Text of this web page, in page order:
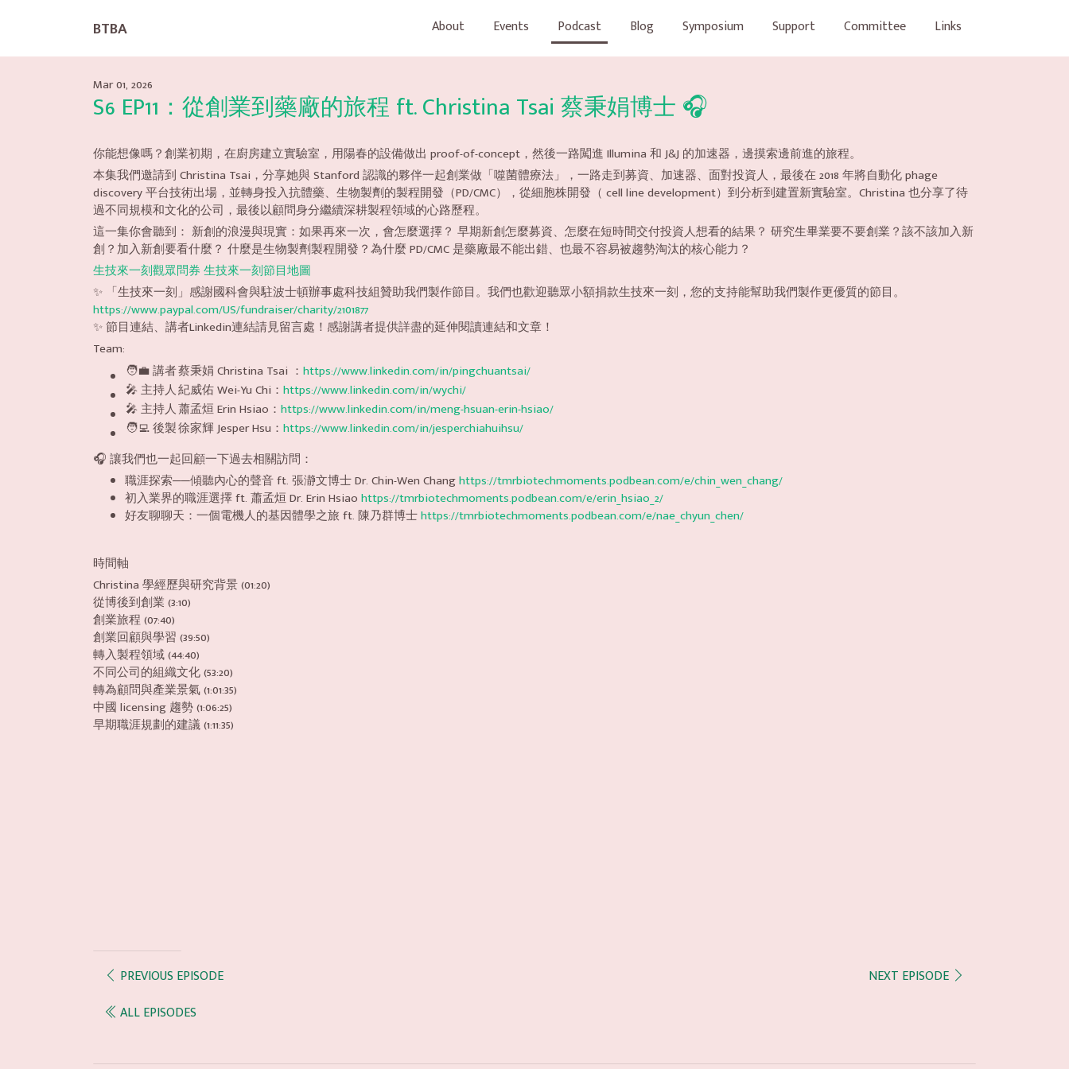
BTBA About Events Podcast Blog Symposium Support Committee Links
Mar 01, 2026
S6 EP11：從創業到藥廠的旅程 ft. Christina Tsai 蔡秉娟博士 🎧
你能想像嗎？創業初期，在廚房建立實驗室，用陽春的設備做出 proof-of-concept，然後一路闖進 Illumina 和 J&J 的加速器，邊摸索邊前進的旅程。
本集我們邀請到 Christina Tsai，分享她與 Stanford 認識的夥伴一起創業做「噬菌體療法」，一路走到募資、加速器、面對投資人，最後在 2018 年將自動化 phage
discovery 平台技術出場，並轉身投入抗體藥、生物製劑的製程開發（PD/CMC），從細胞株開發（ cell line development）到分析到建置新實驗室。Christina 也分享了待
過不同規模和文化的公司，最後以顧問身分繼續深耕製程領域的心路歷程。
這一集你會聽到： 新創的浪漫與現實：如果再來一次，會怎麼選擇？ 早期新創怎麼募資、怎麼在短時間交付投資人想看的結果？ 研究生畢業要不要創業？該不該加入新
創？加入新創要看什麼？ 什麼是生物製劑製程開發？為什麼 PD/CMC 是藥廠最不能出錯、也最不容易被趨勢淘汰的核心能力？
生技來一刻觀眾問券 生技來一刻節目地圖
✨ 「生技來一刻」感謝國科會與駐波士頓辦事處科技組贊助我們製作節目。我們也歡迎聽眾小額捐款生技來一刻，您的支持能幫助我們製作更優質的節目。
https://www.paypal.com/US/fundraiser/charity/2101877
✨ 節目連結、講者Linkedin連結請見留言處！感謝講者提供詳盡的延伸閱讀連結和文章！
Team:
🧑‍💼 講者蔡秉娟 Christina Tsai ： https://www.linkedin.com/in/pingchuantsai/
🎤 主持人紀威佑 Wei-Yu Chi： https://www.linkedin.com/in/wychi/
🎤 主持人蕭孟烜 Erin Hsiao： https://www.linkedin.com/in/meng-hsuan-erin-hsiao/
🧑‍💻 後製徐家輝 Jesper Hsu： https://www.linkedin.com/in/jesperchiahuihsu/
🎧 讓我們也一起回顧一下過去相關訪問：
職涯探索──傾聽內心的聲音 ft. 張瀞文博士 Dr. Chin-Wen Changhttps://tmrbiotechmoments.podbean.com/e/chin_wen_chang/
初入業界的職涯選擇 ft. 蕭孟烜 Dr. Erin Hsiao https://tmrbiotechmoments.podbean.com/e/erin_hsiao_2/
好友聊聊天：一個電機人的基因體學之旅 ft. 陳乃群博士https://tmrbiotechmoments.podbean.com/e/nae_chyun_chen/
時間軸
Christina 學經歷與研究背景 (01:20)
從博後到創業 (3:10)
創業旅程 (07:40)
創業回顧與學習 (39:50)
轉入製程領域 (44:40)
不同公司的組織文化 (53:20)
轉為顧問與產業景氣 (1:01:35)
中國 licensing 趨勢 (1:06:25)
早期職涯規劃的建議 (1:11:35)
PREVIOUS EPISODE
NEXT EPISODE
ALL EPISODES